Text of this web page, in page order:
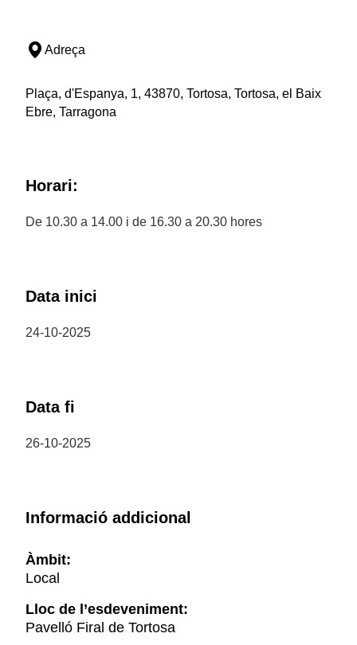
Adreça
Plaça, d'Espanya, 1, 43870, Tortosa, Tortosa, el Baix
Ebre, Tarragona
Horari:
De 10.30 a 14.00 i de 16.30 a 20.30 hores
Data inici
24-10-2025
Data fi
26-10-2025
Informació addicional
Àmbit:
Local
Lloc de l’esdeveniment:
Pavelló Firal de Tortosa